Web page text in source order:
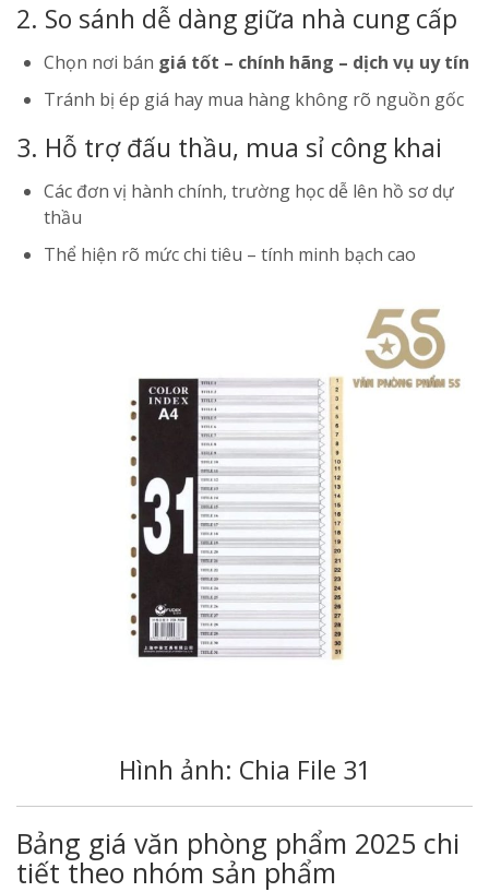
2. So sánh dễ dàng giữa nhà cung cấp
Chọn nơi bán giá tốt – chính hãng – dịch vụ uy tín
Tránh bị ép giá hay mua hàng không rõ nguồn gốc
3. Hỗ trợ đấu thầu, mua sỉ công khai
Các đơn vị hành chính, trường học dễ lên hồ sơ dự
thầu
Thể hiện rõ mức chi tiêu – tính minh bạch cao
Hình ảnh: Chia File 31
Bảng giá văn phòng phẩm 2025 chi
tiết theo nhóm sản phẩm